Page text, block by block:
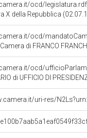
ocd/
X della Repubblica
ocd/
di FRANCO
ocd/
di UFFICIO DI
uri-res/